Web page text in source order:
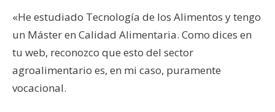
«He estudiado Tecnología de los Alimentos y tengo
un Máster en Calidad Alimentaria. Como dices en
tu web, reconozco que esto del sector
agroalimentario es, en mi caso, puramente
vocacional.